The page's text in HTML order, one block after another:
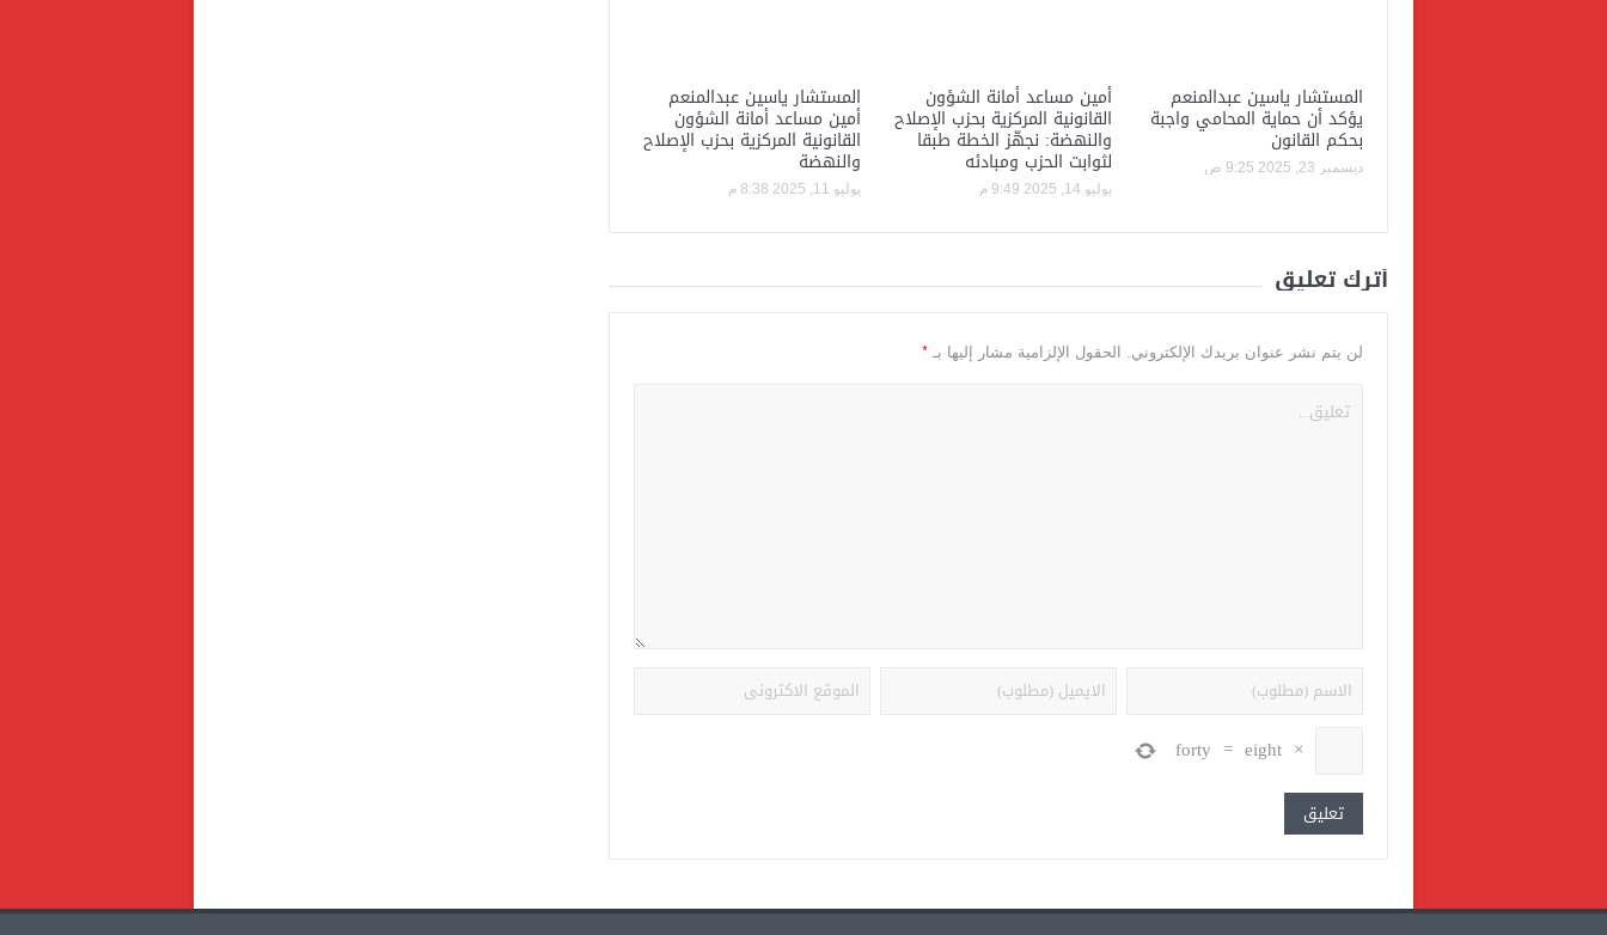
المستشار ياسين عبدالمنعم
يؤكد أن حماية المحامي واجبة
بحكم القانون
ديسمبر 23, 2025 9:25 ص
أمين مساعد أمانة الشؤون
القانونية المركزية بحزب الإصلاح
والنهضة: نجهّز الخطة طبقا
لثوابت الحزب ومبادئه
يوليو 14, 2025 9:49 م
المستشار ياسين عبدالمنعم
أمين مساعد أمانة الشؤون
القانونية المركزية بحزب الإصلاح
والنهضة
يوليو 11, 2025 8:38 م
أترك تعليق
لن يتم نشر عنوان بريدك الإلكتروني. الحقول الإلزامية مشار إليها بـ *
×
eight
=
forty